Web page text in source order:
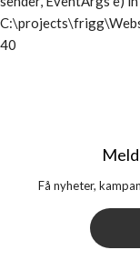
40
Få nyheter,